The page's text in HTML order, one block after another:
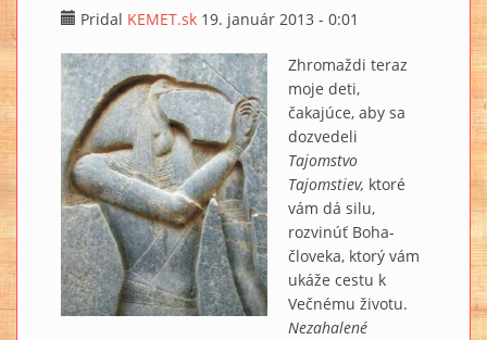
Pridal KEMET.sk 19. január 2013 - 0:01
Zhromaždi teraz
moje deti,
čakajúce, aby sa
dozvedeli
Tajomstvo
Tajomstiev, ktoré
vám dá silu,
rozvinúť Boha-
človeka, ktorý vám
ukáže cestu k
Večnému životu.
Nezahalené